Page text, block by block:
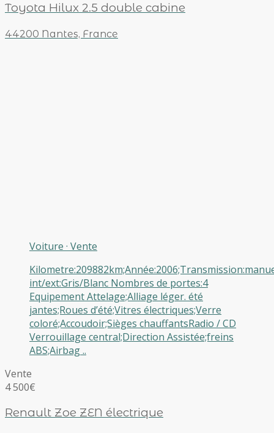
Toyota Hilux 2.5 double cabine
44200 Nantes, France
Voiture · Vente
int/ext:Gris/Blanc Nombres de portes:4
Equipement Attelage;Alliage léger. été
jantes;Roues d’été;Vitres électriques;Verre
coloré;Accoudoir;Sièges chauffantsRadio / CD
Verrouillage central;Direction Assistée;freins
ABS;Airbag ..
Vente
4 500€
Renault Zoe ZEN électrique